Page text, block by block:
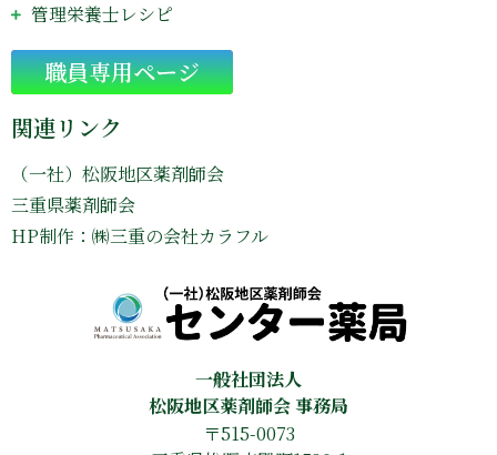
管理栄養士レシピ
職員専用ページ
Go
関連リンク
（一社）松阪地区薬剤師会
三重県薬剤師会
HP制作：㈱三重の会社カラフル
一般社団法人
松阪地区薬剤師会 事務局
〒515-0073